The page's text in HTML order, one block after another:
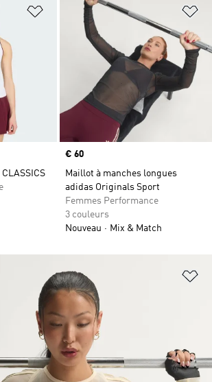
Ajouter à la Liste de produits
CLASSICS
Prix
€ 60
Maillot à manches longues
adidas Originals Sport
Femmes Performance
3 couleurs
Nouveau
Mix & Match